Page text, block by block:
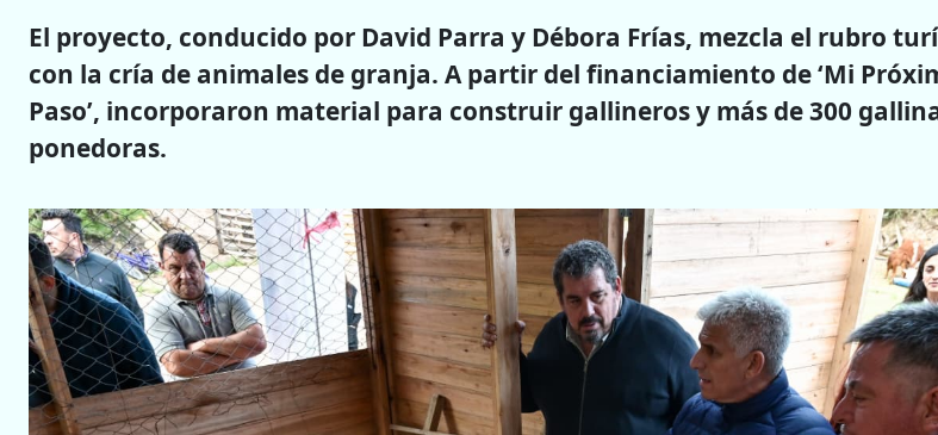
El proyecto, conducido por David Parra y Débora Frías, mezcla el rubro
con la cría de animales de granja. A partir del financiamiento de ‘Mi
Paso’, incorporaron material para construir gallineros y más de 300
ponedoras.